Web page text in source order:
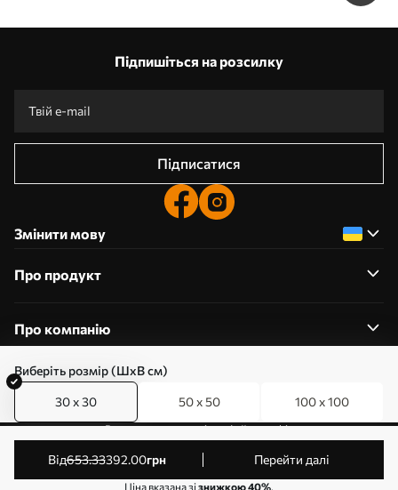
Виберіть розмір (ШхВ см)
30 x 30 50 x 50 100 x 100
від653.33392.00грн Перейти далі
Ціна вказана зізнижкою 40%.
Підпишіться на розсилку
Підписатися
Змінити мову
Про продукт
Про компанію
0800357223
Редагування дозволів на файли cookie
© 2011-2026 Art-holst. Усі права захищені. Власник:
ТОВ “КЛЄВЄР”. Код ЄДРПОУ: 31780602.